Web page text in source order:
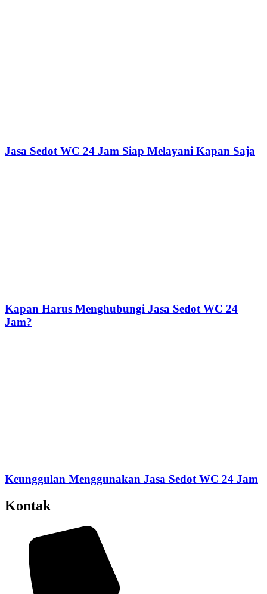
Jasa Sedot WC 24 Jam Siap Melayani Kapan Saja
Kapan Harus Menghubungi Jasa Sedot WC 24
Jam?
Keunggulan Menggunakan Jasa Sedot WC 24 Jam
Kontak